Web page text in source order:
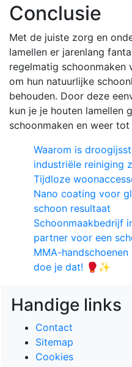
Conclusie
Met de juiste zorg en
lamellen er jarenlang
regelmatig schoonmaken
om hun natuurlijke
behouden. Door deze
kun je je houten lamellen
schoonmaken en weer
Waarom is
industriële reiniging
Tijdloze
Nano coating voor
schoon resultaat
Schoonmaakbedrijf
partner voor een
MMA-
doe je dat! 🥊✨
Handige links
Contact
Sitemap
Cookies